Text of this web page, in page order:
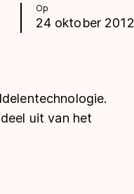
Op
24 oktober 2012
uit van het